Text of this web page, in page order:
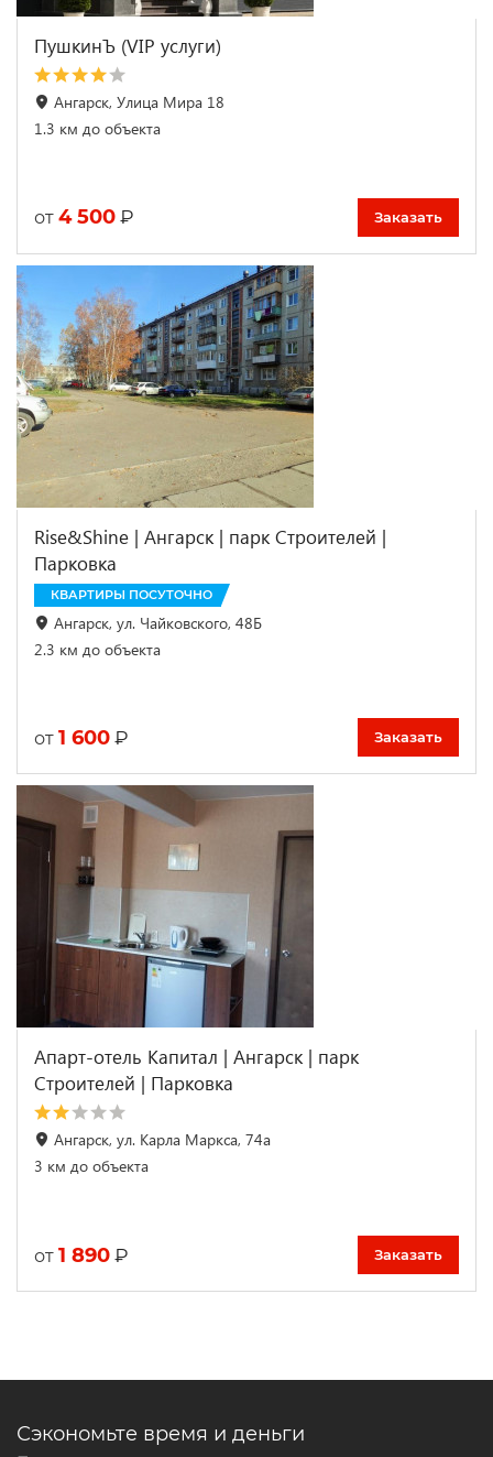
ПушкинЪ (VIP услуги)
Ангарск, Улица Мира 18
1.3 км до объекта
от 4 500 ₽ Заказать
Rise&Shine | Ангарск | парк Строителей |
Парковка
КВАРТИРЫ ПОСУТОЧНО
Ангарск, ул. Чайковского, 48Б
2.3 км до объекта
от 1 600 ₽ Заказать
Апарт-отель Капитал | Ангарск | парк
Строителей | Парковка
Ангарск, ул. Карла Маркса, 74а
3 км до объекта
от 1 890 ₽ Заказать
Сэкономьте время и деньги